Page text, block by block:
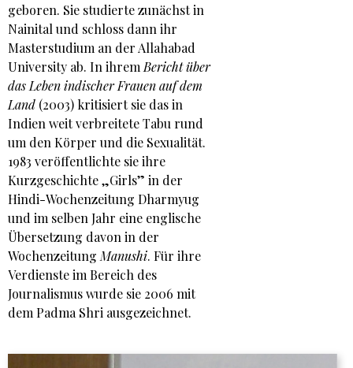
geboren. Sie studierte zunächst in
Nainital und schloss dann ihr
Masterstudium an der Allahabad
University ab. In ihrem Bericht über
das Leben indischer Frauen auf dem
Land (2003) kritisiert sie das in
Indien weit verbreitete Tabu rund
um den Körper und die Sexualität.
1983 veröffentlichte sie ihre
Kurzgeschichte „Girls” in der
Hindi-Wochenzeitung Dharmyug
und im selben Jahr eine englische
Übersetzung davon in der
Wochenzeitung Manushi. Für ihre
Verdienste im Bereich des
Journalismus wurde sie 2006 mit
dem Padma Shri ausgezeichnet.